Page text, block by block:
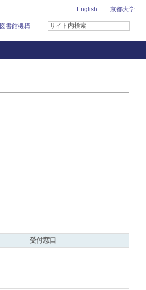
京都大学
English
図書館機構
受付窓口